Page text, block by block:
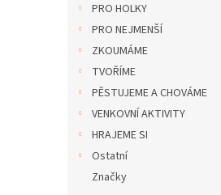
PRO HOLKY
PRO NEJMENŠÍ
ZKOUMÁME
TVOŘÍME
PĚSTUJEME A CHOVÁME
VENKOVNÍ AKTIVITY
HRAJEME SI
Ostatní
Značky